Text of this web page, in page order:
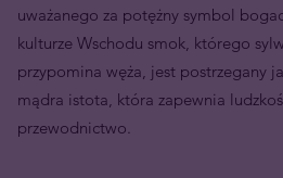
uważanego za potężny symbol
kulturze Wschodu smok, którego
przypomina węża, jest postrzegany
mądra istota, która zapewnia
przewodnictwo.